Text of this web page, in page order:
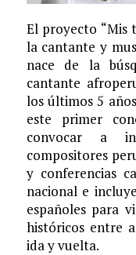
El proyecto “Mis
la cantante y
nace de la
cantante
los últimos 5
este primer
convocar a
compositores
y conferencias
nacional e
españoles para
históricos entre
ida y vuelta.